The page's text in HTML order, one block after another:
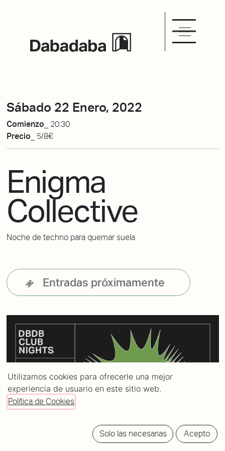
Sábado 22 Enero, 2022
Comienzo_ 20:30
Precio_ 5/8€
Enigma
Collective
Noche de techno para quemar suela
Entradas próximamente
Utilizamos cookies para ofrecerle una mejor
experiencia de usuario en este sitio web.
Política de Cookies
Solo las necesarias Acepto